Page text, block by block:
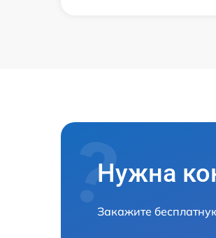
Нужна
Закажите